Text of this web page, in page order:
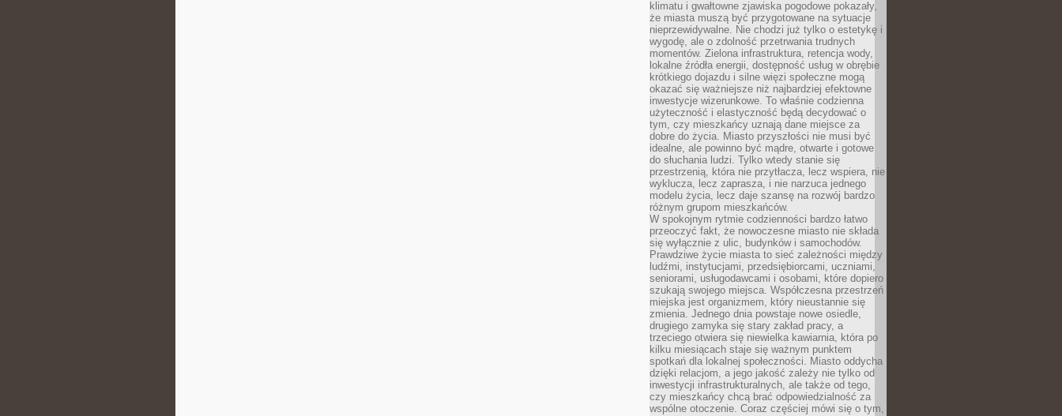
klimatu i gwałtowne zjawiska pogodowe pokazały,
że miasta muszą być przygotowane na sytuacje
nieprzewidywalne. Nie chodzi już tylko o estetykę i
wygodę, ale o zdolność przetrwania trudnych
momentów. Zielona infrastruktura, retencja wody,
lokalne źródła energii, dostępność usług w obrębie
krótkiego dojazdu i silne więzi społeczne mogą
okazać się ważniejsze niż najbardziej efektowne
inwestycje wizerunkowe. To właśnie codzienna
użyteczność i elastyczność będą decydować o
tym, czy mieszkańcy uznają dane miejsce za
dobre do życia. Miasto przyszłości nie musi być
idealne, ale powinno być mądre, otwarte i gotowe
do słuchania ludzi. Tylko wtedy stanie się
przestrzenią, która nie przytłacza, lecz wspiera, nie
wyklucza, lecz zaprasza, i nie narzuca jednego
modelu życia, lecz daje szansę na rozwój bardzo
różnym grupom mieszkańców.
W spokojnym rytmie codzienności bardzo łatwo
przeoczyć fakt, że nowoczesne miasto nie składa
się wyłącznie z ulic, budynków i samochodów.
Prawdziwe życie miasta to sieć zależności między
ludźmi, instytucjami, przedsiębiorcami, uczniami,
seniorami, usługodawcami i osobami, które dopiero
szukają swojego miejsca. Współczesna przestrzeń
miejska jest organizmem, który nieustannie się
zmienia. Jednego dnia powstaje nowe osiedle,
drugiego zamyka się stary zakład pracy, a
trzeciego otwiera się niewielka kawiarnia, która po
kilku miesiącach staje się ważnym punktem
spotkań dla lokalnej społeczności. Miasto oddycha
dzięki relacjom, a jego jakość zależy nie tylko od
inwestycji infrastrukturalnych, ale także od tego,
czy mieszkańcy chcą brać odpowiedzialność za
wspólne otoczenie. Coraz częściej mówi się o tym,